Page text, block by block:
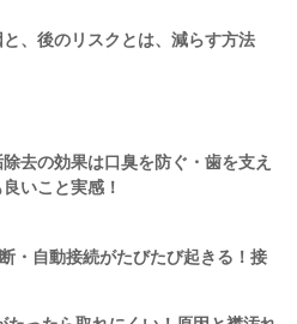
、後のリスクとは、減らす方法
去の効果は口臭を防ぐ・歯を支え
いこと実感！
・自動接続がたびたび起きる！接